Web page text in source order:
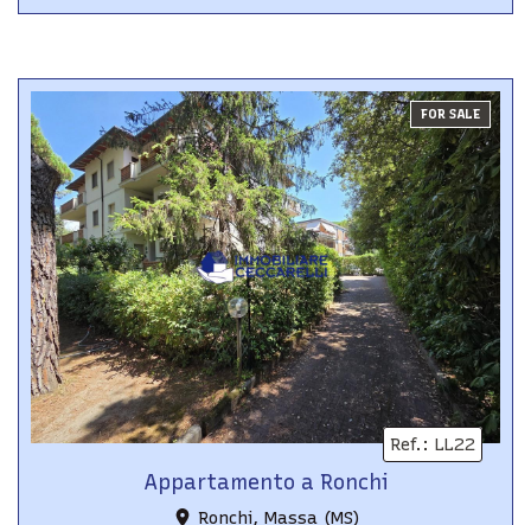
FOR SALE
Appartamento a Ronchi
Ronchi, Massa (MS)
Ref. : LL22